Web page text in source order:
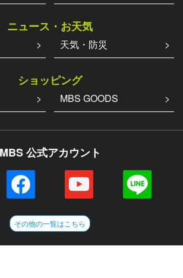
ニュース・お天気
天気・防災
ショッピング
MBS GOODS
MBS 公式アカウント
その他の一覧はこちら